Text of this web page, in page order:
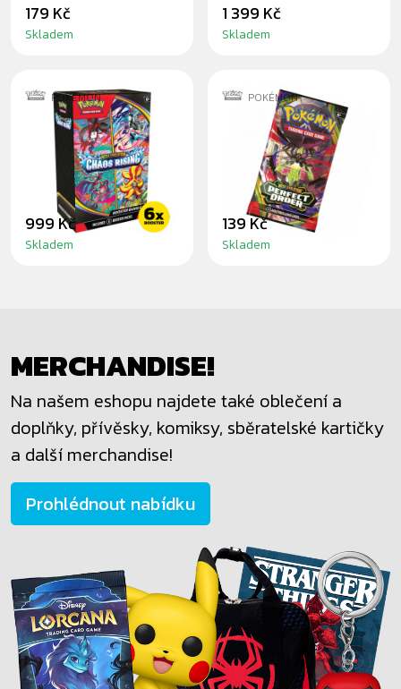
179 Kč
Skladem
1 399 Kč
Skladem
POKÉMON
POKÉMON: CHAOS
RISING - BOOSTER
BUNDLE
999 Kč
Skladem
POKÉMON
POKÉMON
PERFECT ORDER
BOOSTER
139 Kč
Skladem
MERCHANDISE!
Na našem eshopu najdete také oblečení a
doplňky, přívěsky, komiksy, sběratelské kartičky
a další merchandise!
Prohlédnout nabídku